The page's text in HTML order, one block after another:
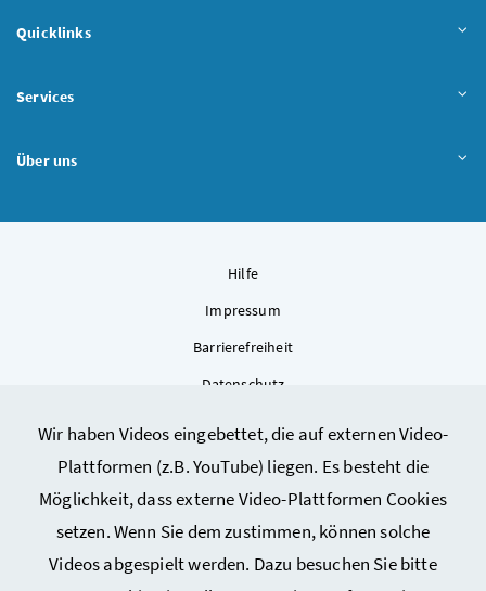
Wir haben Videos eingebettet, die auf externen Video-
Plattformen (z.B. YouTube) liegen. Es besteht die
Möglichkeit, dass externe Video-Plattformen Cookies
setzen. Wenn Sie dem zustimmen, können solche
Videos abgespielt werden. Dazu besuchen Sie bitte
Quicklinks
Services
Über uns
Hilfe
Impressum
Barrierefreiheit
Datenschutz
Sitemap
Cookie-Einstellungen